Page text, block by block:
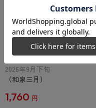
『アイドリッシュセブン』ア
リルスタンド 週刊ファミ通
Collection 和泉三月
予約受付中
2026年9月下旬
（和泉三月）
1,760 円